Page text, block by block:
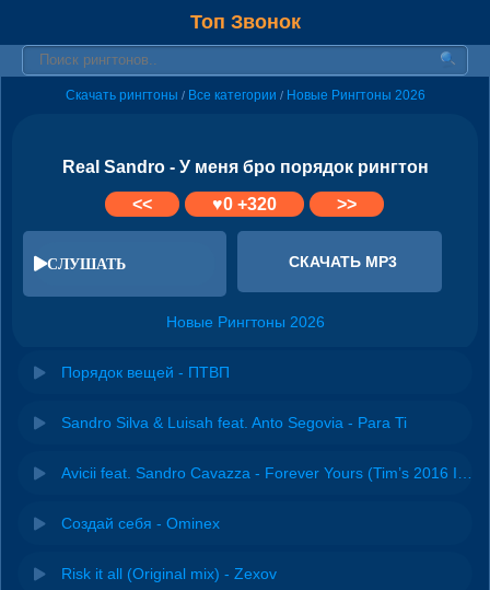
Топ Звонок
Скачать рингтоны / Все категории / Новые Рингтоны 2026
Real Sandro - У меня бро порядок рингтон
<<
♥0+320 >>
СЛУШАТЬ СКАЧАТЬ MP3
Новые Рингтоны 2026
Порядок вещей - ПТВП
Sandro Silva & Luisah feat. Anto Segovia - Para Ti
Создай себя - Ominex
Risk it all (Original mix) - Zexov